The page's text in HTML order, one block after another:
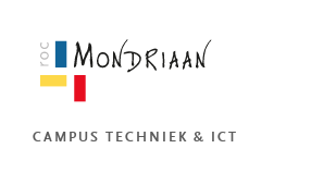
CAMPUS TECHNIEK & ICT